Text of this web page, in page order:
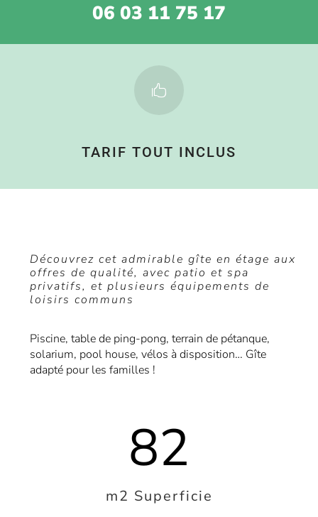
06 03 11 75 17

TARIF TOUT INCLUS
Découvrez cet admirable gîte en étage aux
offres de qualité, avec patio et spa
privatifs, et plusieurs équipements de
loisirs communs
Piscine, table de ping-pong, terrain de pétanque,
solarium, pool house, vélos à disposition… Gîte
adapté pour les familles !
82
m2 Superficie